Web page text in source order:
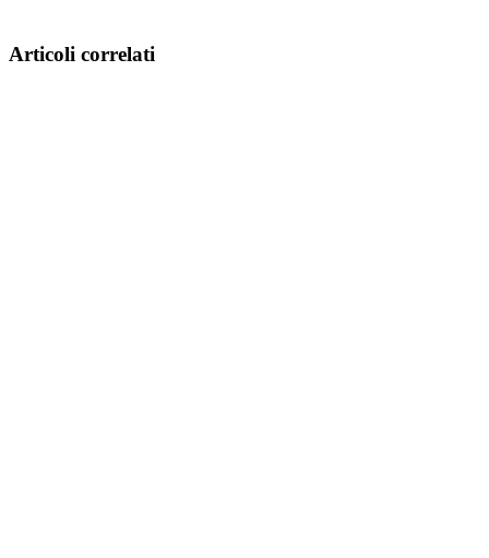
Articoli correlati